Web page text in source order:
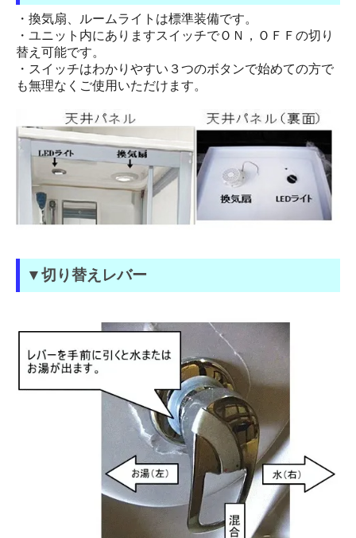
・換気扇、ルームライトは標準装備です。
・ユニット内にありますスイッチでＯＮ，ＯＦＦの切り
替え可能です。
・スイッチはわかりやすい３つのボタンで始めての方で
も無理なくご使用いただけます。
▼切り替えレバー